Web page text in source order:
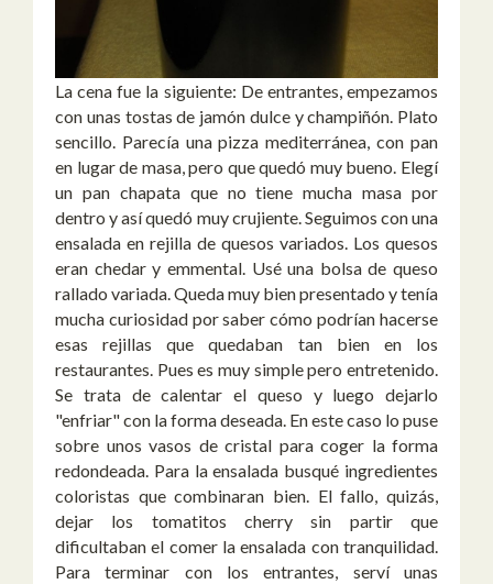
La cena fue la siguiente: De entrantes, empezamos
con unas tostas de jamón dulce y champiñón. Plato
sencillo. Parecía una pizza mediterránea, con pan
en lugar de masa, pero que quedó muy bueno. Elegí
un pan chapata que no tiene mucha masa por
dentro y así quedó muy crujiente. Seguimos con una
ensalada en rejilla de quesos variados. Los quesos
eran chedar y emmental. Usé una bolsa de queso
rallado variada. Queda muy bien presentado y tenía
mucha curiosidad por saber cómo podrían hacerse
esas rejillas que quedaban tan bien en los
restaurantes. Pues es muy simple pero entretenido.
Se trata de calentar el queso y luego dejarlo
"enfriar" con la forma deseada. En este caso lo puse
sobre unos vasos de cristal para coger la forma
redondeada. Para la ensalada busqué ingredientes
coloristas que combinaran bien. El fallo, quizás,
dejar los tomatitos cherry sin partir que
dificultaban el comer la ensalada con tranquilidad.
Para terminar con los entrantes, serví unas